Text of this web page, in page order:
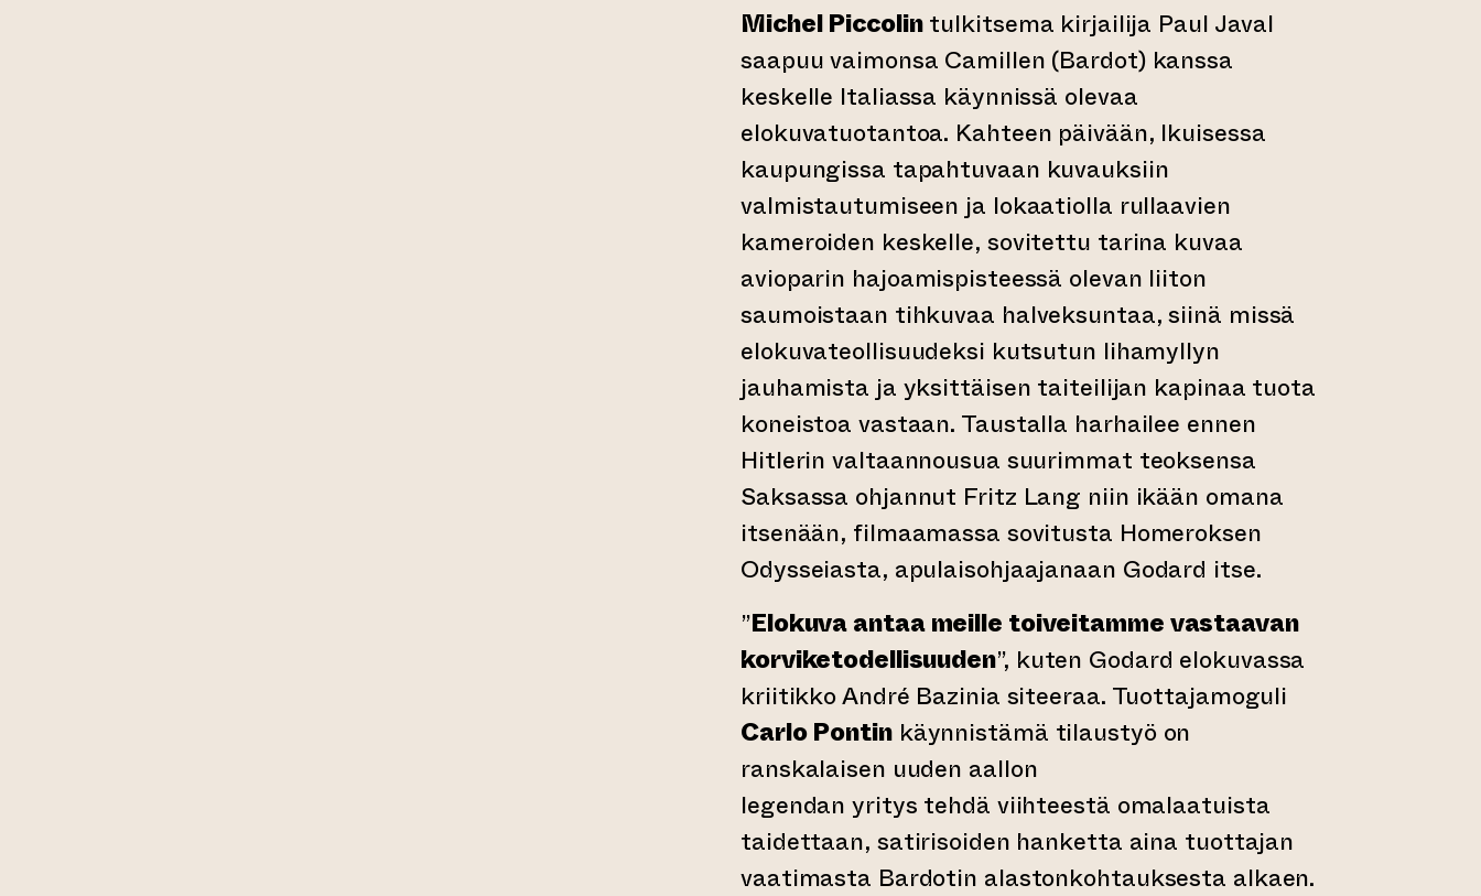
Michel Piccolintulkitsema kirjailija Paul Javal
saapuu vaimonsa Camillen (Bardot) kanssa
keskelle Italiassa käynnissä olevaa
elokuvatuotantoa. Kahteen päivään, Ikuisessa
kaupungissa tapahtuvaan kuvauksiin
valmistautumiseen ja lokaatiolla rullaavien
kameroiden keskelle, sovitettu tarina kuvaa
avioparin hajoamispisteessä olevan liiton
saumoistaan tihkuvaa halveksuntaa, siinä missä
elokuvateollisuudeksi kutsutun lihamyllyn
jauhamista ja yksittäisen taiteilijan kapinaa tuota
koneistoa vastaan. Taustalla harhailee ennen
Hitlerin valtaannousua suurimmat teoksensa
Saksassa ohjannut Fritz Lang niin ikään omana
itsenään, filmaamassa sovitusta Homeroksen
Odysseiasta, apulaisohjaajanaan Godard itse.
”Elokuva antaa meille toiveitamme vastaavan
korviketodellisuuden”, kuten Godard elokuvassa
kriitikko André Bazinia siteeraa. Tuottajamoguli
Carlo Pontinkäynnistämä tilaustyö on
ranskalaisen uuden aallon
legendan yritys tehdä viihteestä omalaatuista
taidettaan, satirisoiden hanketta aina tuottajan
vaatimasta Bardotin alastonkohtauksesta alkaen.